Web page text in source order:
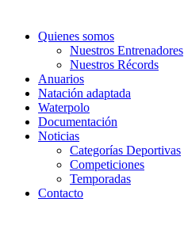
Quienes somos
Nuestros Entrenadores
Nuestros Récords
Anuarios
Natación adaptada
Waterpolo
Documentación
Noticias
Categorías Deportivas
Competiciones
Temporadas
Contacto